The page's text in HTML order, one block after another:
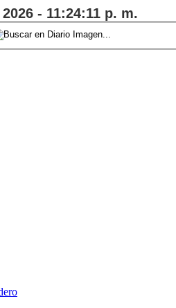
- 11:24:12 p. m.